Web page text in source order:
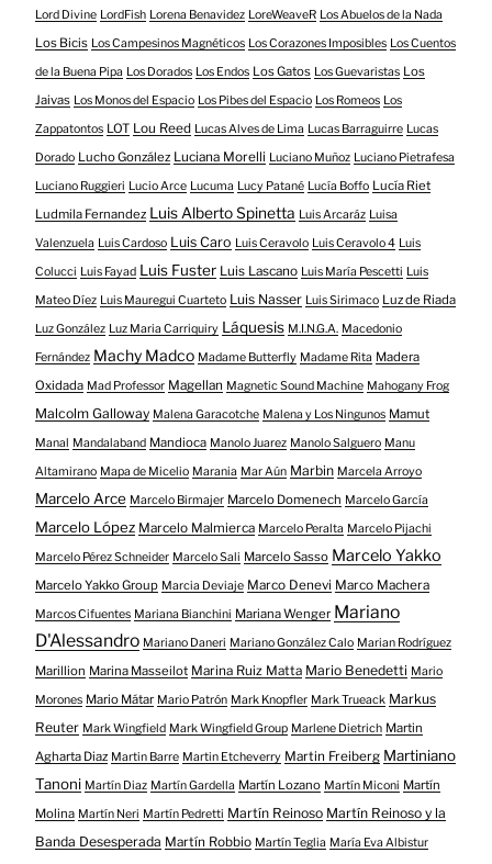
Lord Divine LordFish Lorena Benavidez LoreWeaveR Los Abuelos de la Nada
Los Bicis Los Campesinos Magnéticos Los Corazones Imposibles Los Cuentos
de la Buena Pipa Los Dorados Los Endos Los Gatos Los Guevaristas Los
Jaivas Los Monos del Espacio Los Pibes del Espacio Los Romeos Los
Zappatontos LOT Lou Reed Lucas Alves de Lima Lucas Barraguirre Lucas
Dorado Lucho González Luciana Morelli Luciano Muñoz Luciano Pietrafesa
Luciano Ruggieri Lucio Arce Lucuma Lucy Patané Lucía Boffo Lucía Riet
Ludmila Fernandez Luis Alberto Spinetta Luis Arcaráz Luisa
Valenzuela Luis Cardoso Luis Caro Luis Ceravolo Luis Ceravolo 4 Luis
Colucci Luis Fayad Luis Fuster Luis Lascano Luis María Pescetti Luis
Mateo Díez Luis Mauregui Cuarteto Luis Nasser Luis Sirimaco Luz de Riada
Luz González Luz Maria Carriquiry Láquesis M.I.N.G.A. Macedonio
Fernández Machy Madco Madame Butterfly Madame Rita Madera
Oxidada Mad Professor Magellan Magnetic Sound Machine Mahogany Frog
Malcolm Galloway Malena Garacotche Malena y Los Ningunos Mamut
Manal Mandalaband Mandioca Manolo Juarez Manolo Salguero Manu
Altamirano Mapa de Micelio Marania Mar Aún Marbin Marcela Arroyo
Marcelo Arce Marcelo Birmajer Marcelo Domenech Marcelo García
Marcelo López Marcelo Malmierca Marcelo Peralta Marcelo Pijachi
Marcelo Pérez Schneider Marcelo Sali Marcelo Sasso Marcelo Yakko
Marcelo Yakko Group Marcia Deviaje Marco Denevi Marco Machera
Marcos Cifuentes Mariana Bianchini Mariana Wenger Mariano
D'Alessandro Mariano Daneri Mariano González Calo Marian Rodríguez
Marillion Marina Masseilot Marina Ruiz Matta Mario Benedetti Mario
Morones Mario Mátar Mario Patrón Mark Knopfler Mark Trueack Markus
Reuter Mark Wingfield Mark Wingfield Group Marlene Dietrich Martin
Agharta Diaz Martin Barre Martin Etcheverry Martin Freiberg Martiniano
Tanoni Martín Diaz Martín Gardella Martín Lozano Martín Miconi Martín
Molina Martín Neri Martín Pedretti Martín Reinoso Martín Reinoso y la
Banda Desesperada Martín Robbio Martín Teglia María Eva Albistur